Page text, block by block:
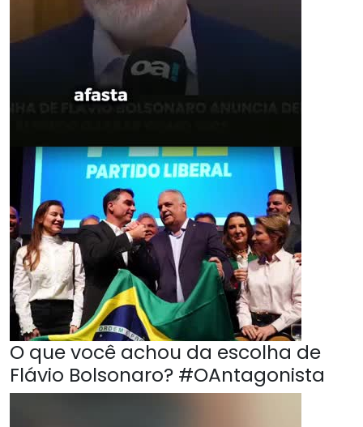
O que você achou da escolha de
Flávio Bolsonaro? #OAntagonista